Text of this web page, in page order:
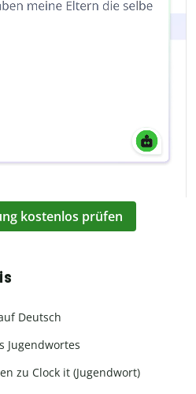
kostenlos prüfen
Deutsch
Jugendwortes
zu Clock it (Jugendwort)